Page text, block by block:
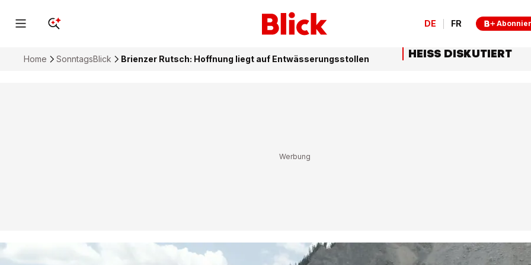
DE FR
Home SonntagsBlick Brienzer Rutsch: Hoffnung liegt auf Entwässerungsstollen HEISS DISKUTIERT